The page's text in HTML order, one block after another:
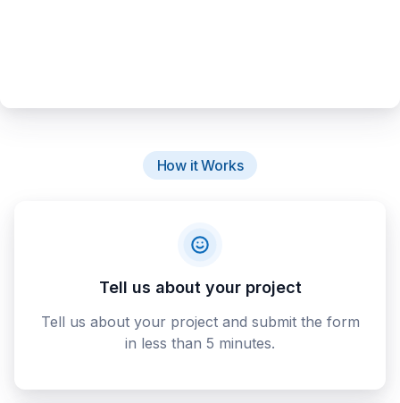
How it Works
Tell us about your project
Tell us about your project and submit the form
in less than 5 minutes.